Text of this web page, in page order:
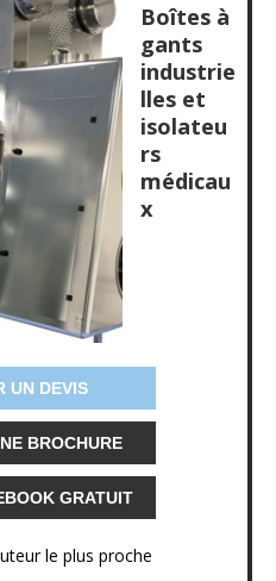
Boîtes à
gants
industrie
lles et
isolateu
rs
médicau
x
UN DEVIS
BROCHURE
GRATUIT
le plus proche